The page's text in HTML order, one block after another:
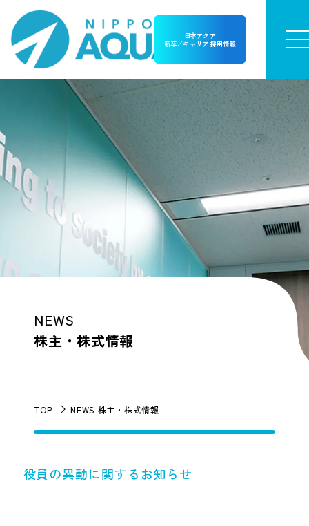
日本アクア
新卒／キャリア 採用情報
NEWS
株主・株式情報
TOP NEWS 株主・株式情報
役員の異動に関するお知らせ